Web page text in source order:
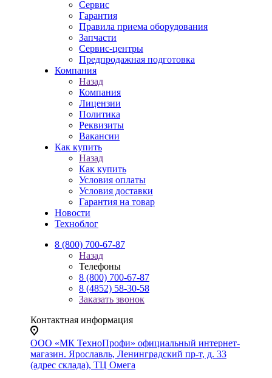
Сервис
Гарантия
Правила приема оборудования
Запчасти
Сервис-центры
Предпродажная подготовка
Компания
Назад
Компания
Лицензии
Политика
Реквизиты
Вакансии
Как купить
Назад
Как купить
Условия оплаты
Условия доставки
Гарантия на товар
Новости
Техноблог
8 (800) 700-67-87
Назад
Телефоны
8 (800) 700-67-87
8 (4852) 58-30-58
Заказать звонок
Контактная информация
ООО «МК ТехноПрофи» официальный интернет-
магазин. Ярославль, Ленинградский пр-т, д. 33
(адрес склада), ТЦ Омега